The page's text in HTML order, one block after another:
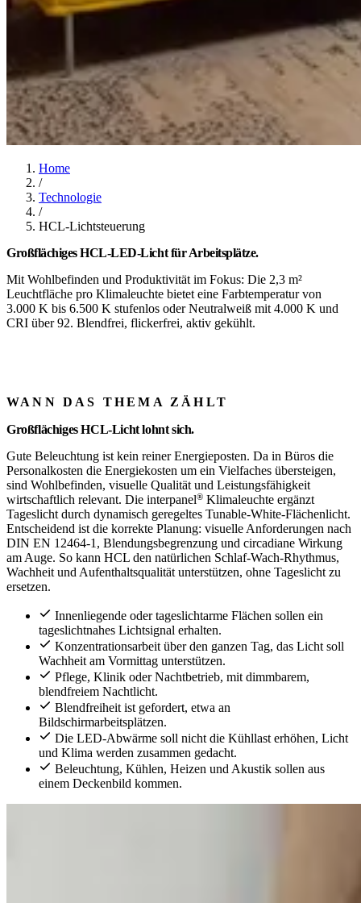
Home
/
Technologie
/
HCL-Lichtsteuerung
Großflächiges HCL-LED-Licht für Arbeitsplätze.
Mit Wohlbefinden und Produktivität im Fokus: Die 2,3 m²
Leuchtfläche pro Klimaleuchte bietet eine Farbtemperatur von
3.000 K bis 6.500 K stufenlos oder Neutralweiß mit 4.000 K und
CRI über 92. Blendfrei, flickerfrei, aktiv gekühlt.
WANN DAS THEMA ZÄHLT
Großflächiges HCL-Licht lohnt sich.
Gute Beleuchtung ist kein reiner Energieposten. Da in Büros die
Personalkosten die Energiekosten um ein Vielfaches übersteigen,
sind Wohlbefinden, visuelle Qualität und Leistungsfähigkeit
wirtschaftlich relevant. Die interpanel® Klimaleuchte ergänzt
Tageslicht durch dynamisch geregeltes Tunable-White-Flächenlicht.
Entscheidend ist die korrekte Planung: visuelle Anforderungen nach
DIN EN 12464-1, Blendungsbegrenzung und circadiane Wirkung
am Auge. So kann HCL den natürlichen Schlaf-Wach-Rhythmus,
Wachheit und Aufenthaltsqualität unterstützen, ohne Tageslicht zu
ersetzen.
Innenliegende oder tageslichtarme Flächen sollen ein
tageslichtnahes Lichtsignal erhalten.
Konzentrationsarbeit über den ganzen Tag, das Licht soll
Wachheit am Vormittag unterstützen.
Pflege, Klinik oder Nachtbetrieb, mit dimmbarem,
blendfreiem Nachtlicht.
Blendfreiheit ist gefordert, etwa an
Bildschirmarbeitsplätzen.
Die LED-Abwärme soll nicht die Kühllast erhöhen, Licht
und Klima werden zusammen gedacht.
Beleuchtung, Kühlen, Heizen und Akustik sollen aus
einem Deckenbild kommen.